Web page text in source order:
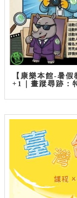
【康樂本館-暑
+1｜畫蹤尋跡：